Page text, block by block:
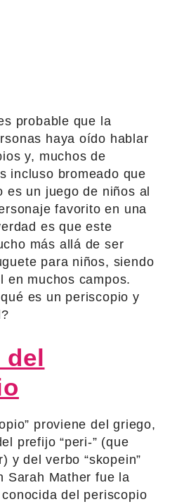
probable que la
haya oído hablar
y, muchos de
incluso bromeado que
es un juego de niños al
favorito en una
es que este
más allá de ser
para niños, siendo
en muchos campos.
es un periscopio y
del
proviene del griego,
prefijo “peri-” (que
y del verbo “skopein”
Sarah Mather fue la
del periscopio